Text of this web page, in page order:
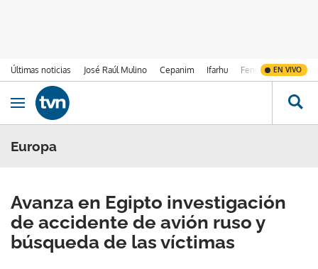
Últimas noticias José Raúl Mulino Cepanim Ifarhu Fenómeno de El
EN VIVO
Ir al contenido
Obrir navegació
Europa
Avanza en Egipto investigación
de accidente de avión ruso y
búsqueda de las víctimas